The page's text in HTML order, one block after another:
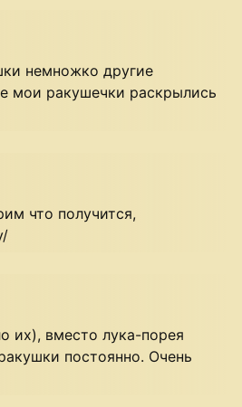
немножко другие
мои ракушечки раскрылись
что получится,
их), вместо лука-порея
постоянно. Очень